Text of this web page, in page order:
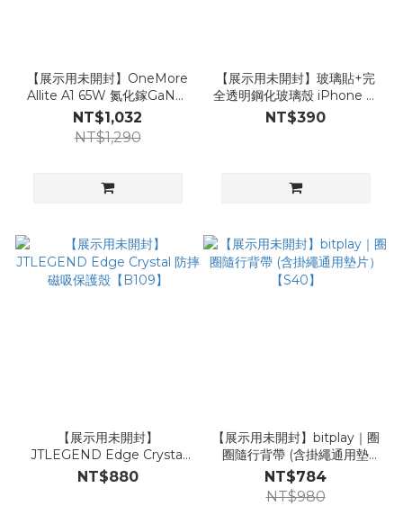
【展示用未開封】OneMore
Allite A1 65W 氮化鎵GaN快
充頭【S31】
NT$1,032
NT$1,290
【展示用未開封】玻璃貼+完
全透明鋼化玻璃殼 iPhone 全
型號手機保護殼
Londonimg【K50】
NT$390
【展示用未開封】
JTLEGEND Edge Crystal
防摔磁吸保護殼【B109】
NT$880
【展示用未開封】bitplay｜圈
圈隨行背帶 (含掛繩通用墊
片）【S40】
NT$784
NT$980